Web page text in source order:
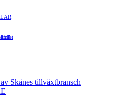
Skånes tillväxtbransch